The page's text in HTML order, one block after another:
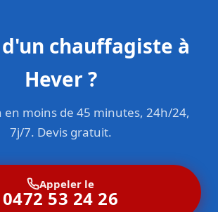
chauffagiste à
Hever ?
moins de 45 minutes, 24h/24,
7j/7. Devis gratuit.
Appeler le
0472 53 24 26